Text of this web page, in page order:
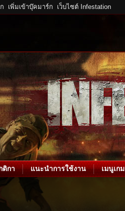
เพิ่มเข้าบุ๊คมาร์ก เว็บไซต์ Infestation
ติกา แนะนำการใช้งาน เมนูเกม